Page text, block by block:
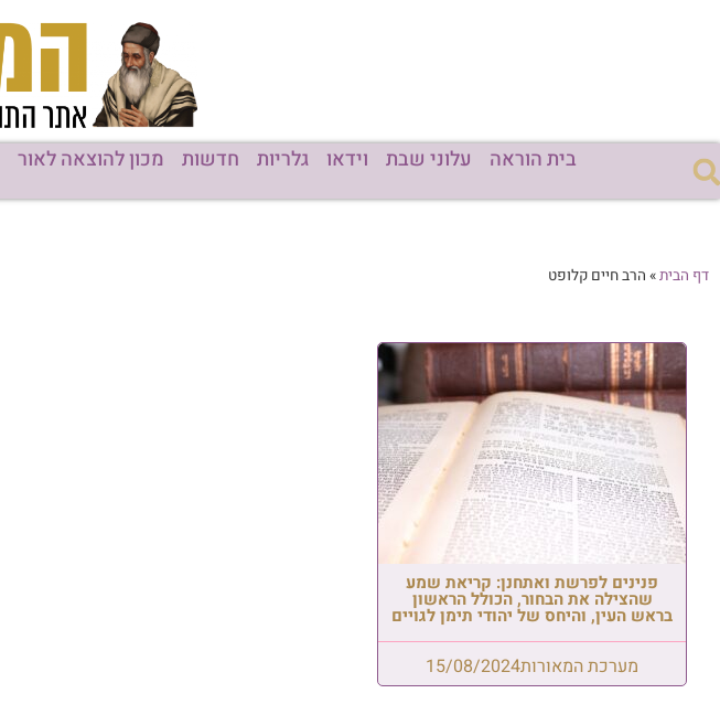
בית הוראה עלוני שבת וידאו גלריות חדשות מכון להוצאה לאור
דף הבית» הרב חיים קלופט
פנינים לפרשת ואתחנן: קריאת שמע
שהצילה את הבחור, הכולל הראשון
בראש העין, והיחס של יהודי תימן לגויים
מערכת המאורות15/08/2024